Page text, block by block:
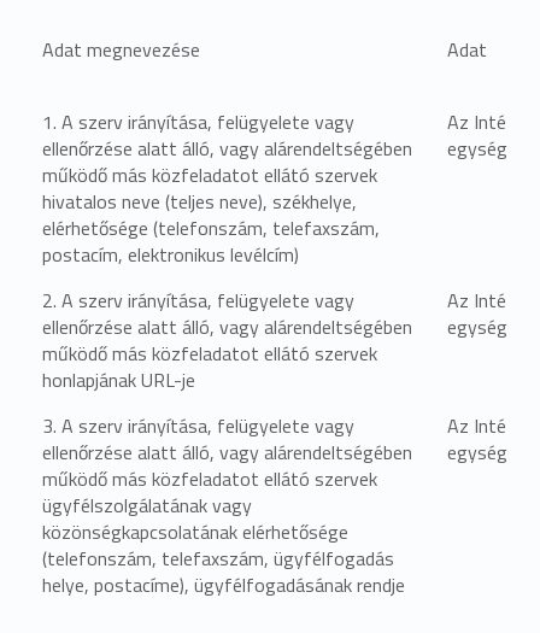
Adat megnevezése Adat
1. A szerv irányítása, felügyelete vagy
ellenőrzése alatt álló, vagy alárendeltségében
működő más közfeladatot ellátó szervek
hivatalos neve (teljes neve), székhelye,
elérhetősége (telefonszám, telefaxszám,
postacím, elektronikus levélcím)
Az
2. A szerv irányítása, felügyelete vagy
ellenőrzése alatt álló, vagy alárendeltségében
működő más közfeladatot ellátó szervek
honlapjának URL-je
Az
3. A szerv irányítása, felügyelete vagy
ellenőrzése alatt álló, vagy alárendeltségében
működő más közfeladatot ellátó szervek
ügyfélszolgálatának vagy
közönségkapcsolatának elérhetősége
(telefonszám, telefaxszám, ügyfélfogadás
helye, postacíme), ügyfélfogadásának rendje
Az